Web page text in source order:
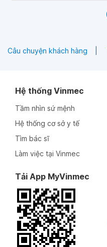
Câu chuyện khách hàng
Hệ thống Vinmec
Tầm nhìn sứ mệnh
Hệ thống cơ sở y tế
Tìm bác sĩ
Làm việc tại Vinmec
Tải App MyVinmec